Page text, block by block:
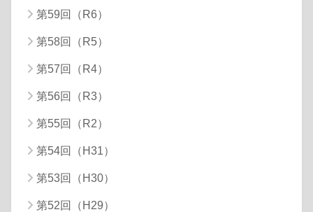
第59回（R6）
第58回（R5）
第57回（R4）
第56回（R3）
第55回（R2）
第54回（H31）
第53回（H30）
第52回（H29）